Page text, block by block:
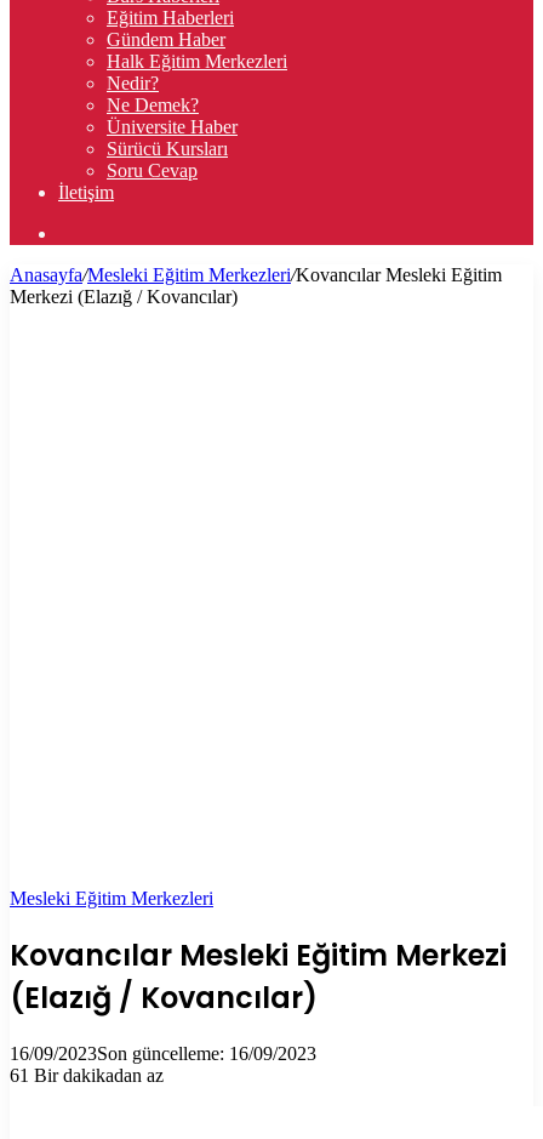
Eğitim Haberleri
Gündem Haber
Halk Eğitim Merkezleri
Nedir?
Ne Demek?
Üniversite Haber
Sürücü Kursları
Soru Cevap
İletişim
...
Anasayfa/Mesleki Eğitim Merkezleri/Kovancılar Mesleki Eğitim
Merkezi (Elazığ / Kovancılar)
Mesleki Eğitim Merkezleri
Kovancılar Mesleki Eğitim Merkezi
(Elazığ / Kovancılar)
16/09/2023Son güncelleme: 16/09/2023
61 Bir dakikadan az